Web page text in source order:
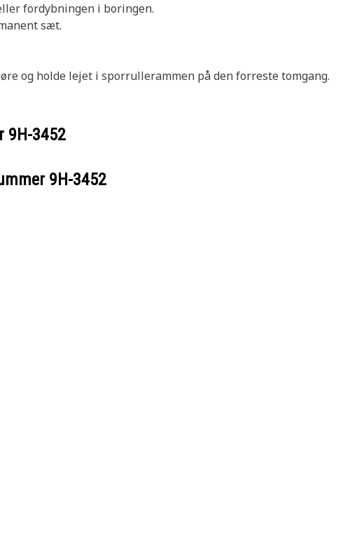
fordybningen i boringen.
sæt.
og holde lejet i sporrullerammen på den forreste tomgang.
9H-3452
9H-3452